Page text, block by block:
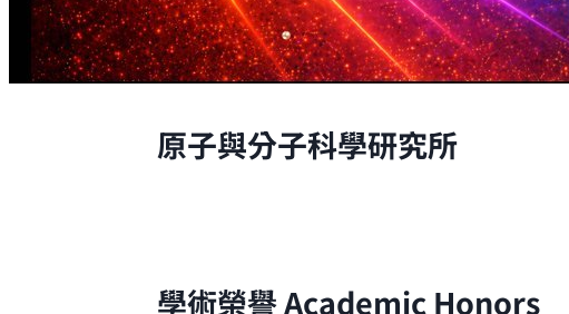
原子與分子科學研究所
學術榮譽Academic Honors